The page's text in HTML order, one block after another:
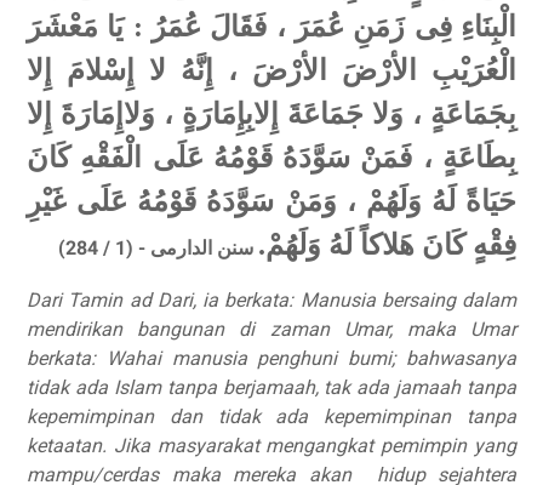
الْبِنَاءِ فِى زَمَنِ عُمَرَ ، فَقَالَ عُمَرُ : يَا مَعْشَرَ
الْعُرَيْبِ الأرْضَ الأرْضَ ، إِنَّهُ لا إِسْلامَ إِلا
بِجَمَاعَةٍ ، وَلا جَمَاعَةَ إِلابِإِمَارَةٍ ، وَلاإِمَارَةَ إِلا
بِطَاعَةٍ ، فَمَنْ سَوَّدَهُ قَوْمُهُ عَلَى الْفَقْهِ كَانَ
حَيَاةً لَهُ وَلَهُمْ ، وَمَنْ سَوَّدَهُ قَوْمُهُ عَلَى غَيْرِ
فِقْهٍ كَانَ هَلاكاً لَهُ وَلَهُمْ. سنن الدارمى - (1 / 284)
Dari Tamin ad Dari, ia berkata: Manusia bersaing dalam
mendirikan bangunan di zaman Umar, maka Umar
berkata: Wahai manusia penghuni bumi; bahwasanya
tidak ada Islam tanpa berjamaah, tak ada jamaah tanpa
kepemimpinan dan tidak ada kepemimpinan tanpa
ketaatan. Jika masyarakat mengangkat pemimpin yang
mampu/cerdas maka mereka akan
hidup sejahtera